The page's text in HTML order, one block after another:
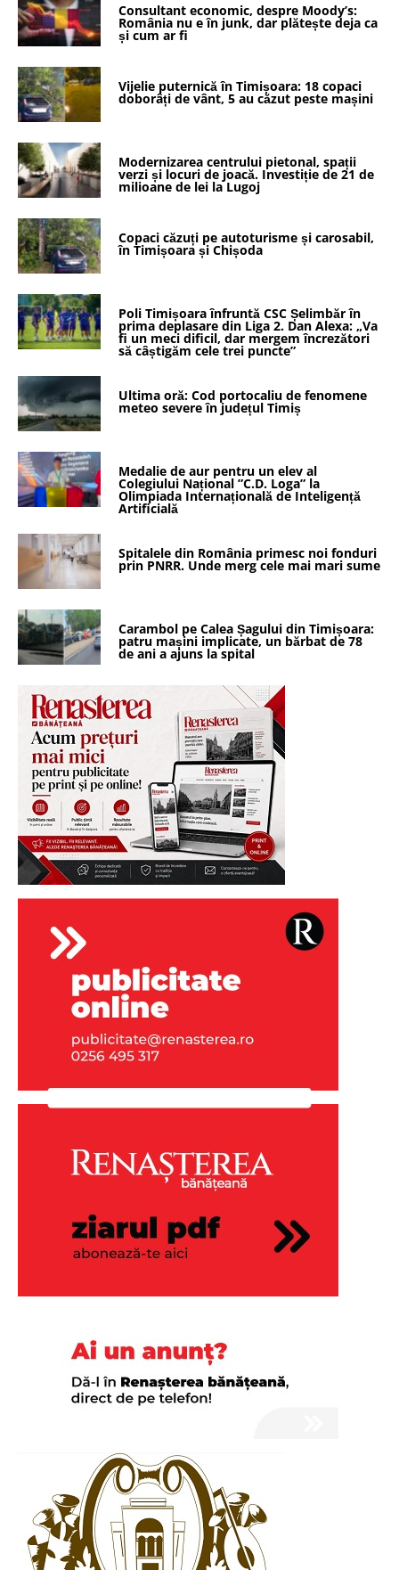
Consultant economic, despre Moody’s:
România nu e în junk, dar plătește deja ca
și cum ar fi
Vijelie puternică în Timișoara: 18 copaci
doborâți de vânt, 5 au căzut peste mașini
Modernizarea centrului pietonal, spații
verzi și locuri de joacă. Investiție de 21 de
milioane de lei la Lugoj
Copaci căzuți pe autoturisme și carosabil,
în Timișoara și Chișoda
Poli Timișoara înfruntă CSC Șelimbăr în
prima deplasare din Liga 2. Dan Alexa: „Va
fi un meci dificil, dar mergem încrezători
să câștigăm cele trei puncte”
Ultima oră: Cod portocaliu de fenomene
meteo severe în județul Timiș
Medalie de aur pentru un elev al
Colegiului Național ”C.D. Loga” la
Olimpiada Internațională de Inteligență
Artificială
Spitalele din România primesc noi fonduri
prin PNRR. Unde merg cele mai mari sume
Carambol pe Calea Șagului din Timișoara:
patru mașini implicate, un bărbat de 78
de ani a ajuns la spital